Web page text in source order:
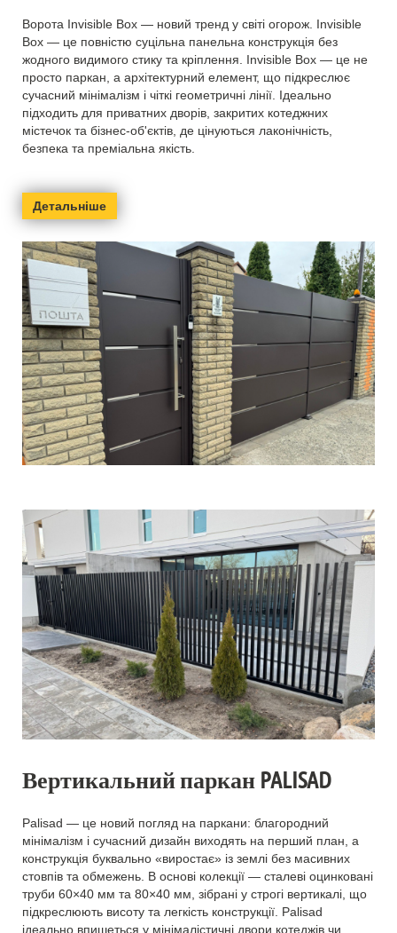
Ворота Invisible Box — новий тренд у світі огорож. Invisible
Box — це повністю суцільна панельна конструкція без
жодного видимого стику та кріплення. Invisible Box — це не
просто паркан, а архітектурний елемент, що підкреслює
сучасний мінімалізм і чіткі геометричні лінії. Ідеально
підходить для приватних дворів, закритих котеджних
містечок та бізнес-об'єктів, де цінуються лаконічність,
безпека та преміальна якість.
Детальніше
Вертикальний паркан PALISAD
Palisad — це новий погляд на паркани: благородний
мінімалізм і сучасний дизайн виходять на перший план, а
конструкція буквально «виростає» із землі без масивних
стовпів та обмежень. В основі колекції — сталеві оцинковані
труби 60×40 мм та 80×40 мм, зібрані у строгі вертикалі, що
підкреслюють висоту та легкість конструкції. Palisad
ідеально впишеться у мінімалістичні двори котеджів чи